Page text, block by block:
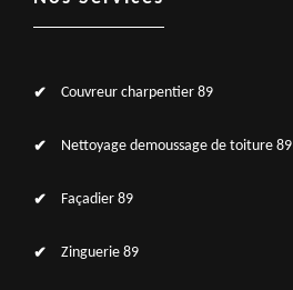
Couvreur charpentier 89
Nettoyage demoussage de toiture 89
Façadier 89
Zinguerie 89